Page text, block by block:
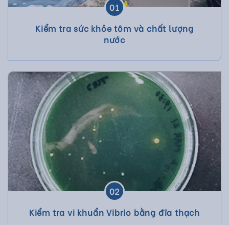
01
Kiểm tra sức khỏe tôm và chất lượng
nước
02
Kiểm tra vi khuẩn Vibrio bằng đĩa thạch